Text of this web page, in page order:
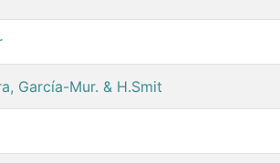
García-Mur. & H.Smit